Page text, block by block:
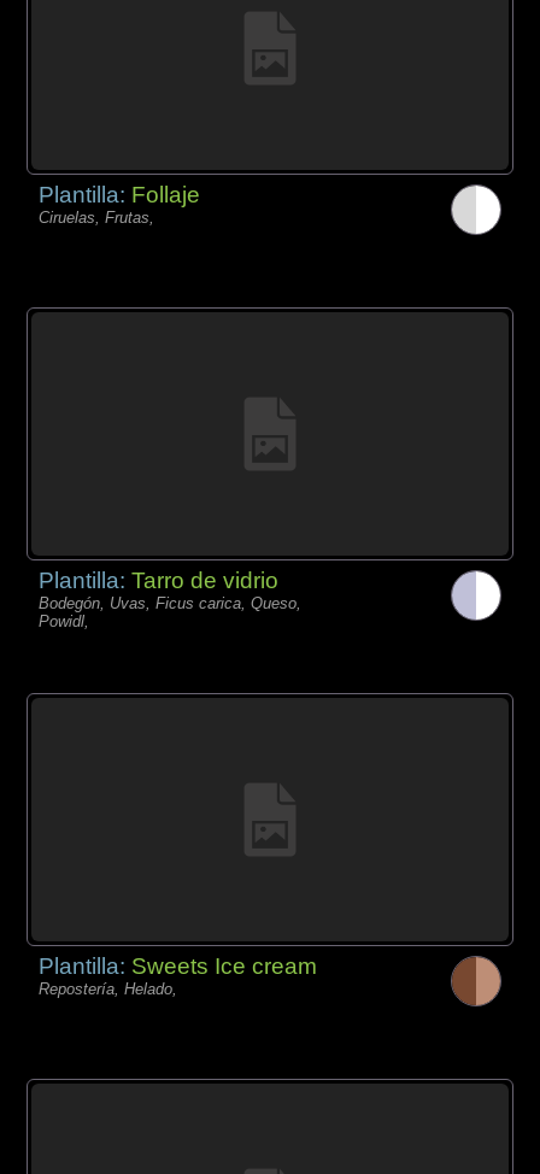
Plantilla: Follaje
Ciruelas, Frutas,
Plantilla:Tarro de vidrio
Bodegón, Uvas, Ficus carica, Queso,
Powidl,
Plantilla: Sweets Ice cream
Repostería, Helado,